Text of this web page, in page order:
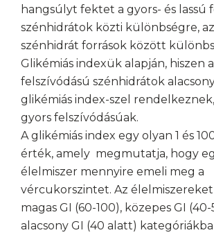
Kontakt
Konzultáljunk!
hangsúlyt fektet a gyors- és lassú
szénhidrátok közti különbségre,
szénhidrát források között
Glikémiás indexük alapján, hiszen
felszívódású szénhidrátok
glikémiás index-szel
gyors felszívódásúak.
A glikémiás index egy olyan 1 és
érték, amely megmutatja, hogy
élelmiszer mennyire emeli meg a
vércukorszintet. Az
magas GI (60-100), közepes GI (40-
alacsony GI (40 alatt)